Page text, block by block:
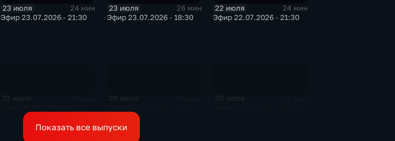
23 июля
24 мин
Эфир 23.07.2026 · 21:30
23 июля
26 мин
Эфир 23.07.2026 · 18:30
22 июля
24 мин
Эфир 22.07.2026 · 21:30
21 июля 20 июля 20 июля
Показать все выпуски